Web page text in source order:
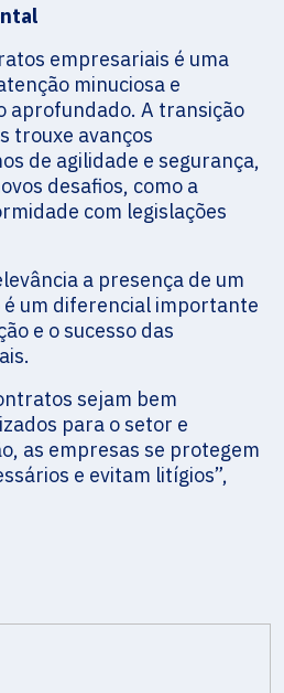
empresariais é uma
minuciosa e
aprofundado. A transição
trouxe avanços
de agilidade e segurança,
desafios, como a
com legislações
a presença de um
um diferencial importante
e o sucesso das
sejam bem
para o setor e
as empresas se protegem
e evitam litígios”,